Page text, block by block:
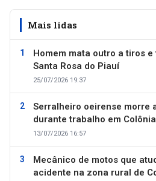
Mais lidas
Homem mata outro a tiros
Santa Rosa do Piauí
25/07/2026 19:37
Serralheiro oeirense morre
durante trabalho em
13/07/2026 16:57
Mecânico de motos que
acidente na zona rural de